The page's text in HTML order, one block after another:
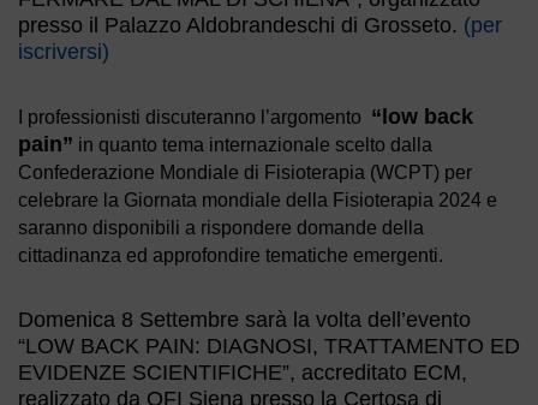
presso il Palazzo Aldobrandeschi di Grosseto. (per
iscriversi)
I professionisti discuteranno l’argomento “low back
pain” in quanto tema internazionale scelto dalla
Confederazione Mondiale di Fisioterapia (WCPT) per
celebrare la Giornata mondiale della Fisioterapia 2024 e
saranno disponibili a rispondere domande della
cittadinanza ed approfondire tematiche emergenti.
Domenica 8 Settembre sarà la volta dell’evento
“LOW BACK PAIN: DIAGNOSI, TRATTAMENTO ED
EVIDENZE SCIENTIFICHE”, accreditato ECM,
realizzato da OFI Siena presso la Certosa di